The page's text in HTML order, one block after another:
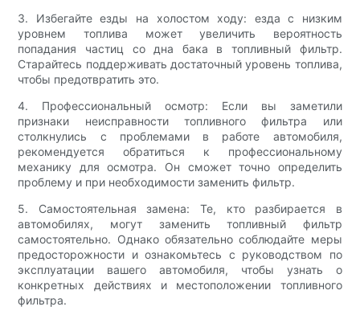
3. Избегайте езды на холостом ходу: езда с низким
уровнем топлива может увеличить вероятность
попадания частиц со дна бака в топливный фильтр.
Старайтесь поддерживать достаточный уровень топлива,
чтобы предотвратить это.
4. Профессиональный осмотр: Если вы заметили
признаки неисправности топливного фильтра или
столкнулись с проблемами в работе автомобиля,
рекомендуется обратиться к профессиональному
механику для осмотра. Он сможет точно определить
проблему и при необходимости заменить фильтр.
5. Самостоятельная замена: Те, кто разбирается в
автомобилях, могут заменить топливный фильтр
самостоятельно. Однако обязательно соблюдайте меры
предосторожности и ознакомьтесь с руководством по
эксплуатации вашего автомобиля, чтобы узнать о
конкретных действиях и местоположении топливного
фильтра.